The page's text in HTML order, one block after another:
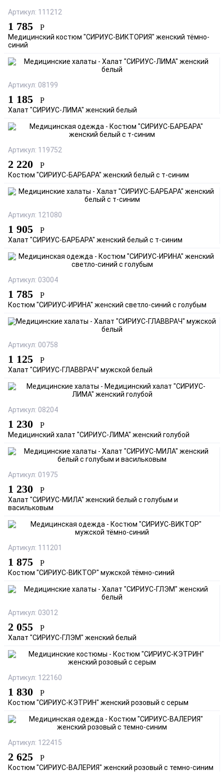
Артикул: 111212
1 785 Р
Медицинский костюм "СИРИУС-ВИКТОРИЯ" женский тёмно-
синий
Артикул: 08199
1 185 Р
Халат "СИРИУС-ЛИМА" женский белый
Артикул: 119752
2 220 Р
Костюм "СИРИУС-БАРБАРА" женский белый с т-синим
Артикул: 121080
1 905 Р
Халат "СИРИУС-БАРБАРА" женский белый с т-синим
Артикул: 03004
1 785 Р
Костюм "СИРИУС-ИРИНА" женский светло-синий с голубым
Артикул: 00758
1 125 Р
Халат "СИРИУС-ГЛАВВРАЧ" мужской белый
Артикул: 08204
1 230 Р
Медицинский халат "СИРИУС-ЛИМА" женский голубой
Артикул: 01975
1 230 Р
Халат "СИРИУС-МИЛА" женский белый с голубым и
васильковым
Артикул: 111201
1 875 Р
Костюм "СИРИУС-ВИКТОР" мужской тёмно-синий
Артикул: 03012
2 055 Р
Халат "СИРИУС-ГЛЭМ" женский белый
Артикул: 122160
1 830 Р
Костюм "СИРИУС-КЭТРИН" женский розовый с серым
Артикул: 122415
2 625 Р
Костюм "СИРИУС-ВАЛЕРИЯ" женский розовый с темно-синим